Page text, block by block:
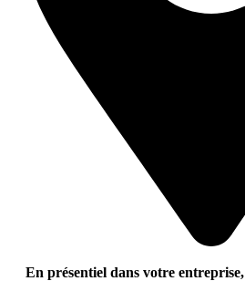
En présentiel dans votre entreprise,